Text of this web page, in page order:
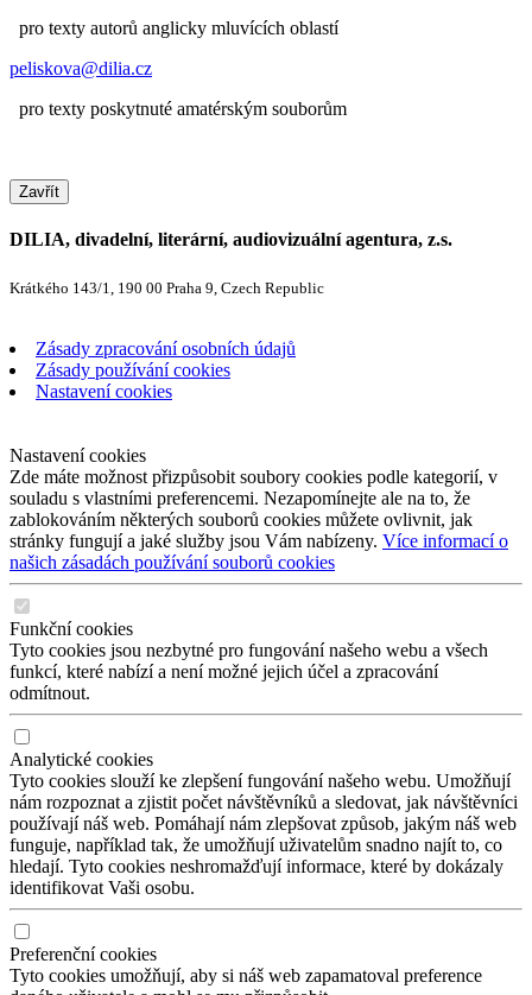
pro texty autorů anglicky mluvících oblastí
peliskova@dilia.cz
pro texty poskytnuté amatérským souborům
Zavřít
DILIA, divadelní, literární, audiovizuální agentura, z.s.
Krátkého 143/1, 190 00 Praha 9, Czech Republic
Zásady zpracování osobních údajů
Zásady používání cookies
Nastavení cookies
Nastavení cookies
Zde máte možnost přizpůsobit soubory cookies podle kategorií, v
souladu s vlastními preferencemi. Nezapomínejte ale na to, že
zablokováním některých souborů cookies můžete ovlivnit, jak
stránky fungují a jaké služby jsou Vám nabízeny. Více informací o
našich zásadách používání souborů cookies
Funkční cookies
Tyto cookies jsou nezbytné pro fungování našeho webu a všech
funkcí, které nabízí a není možné jejich účel a zpracování
odmítnout.
Analytické cookies
Tyto cookies slouží ke zlepšení fungování našeho webu. Umožňují
nám rozpoznat a zjistit počet návštěvníků a sledovat, jak návštěvníci
používají náš web. Pomáhají nám zlepšovat způsob, jakým náš web
funguje, například tak, že umožňují uživatelům snadno najít to, co
hledají. Tyto cookies neshromažďují informace, které by dokázaly
identifikovat Vaši osobu.
Preferenční cookies
Tyto cookies umožňují, aby si náš web zapamatoval preference